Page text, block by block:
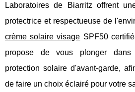
Laboratoires de Biarritz offrent
protectrice et respectueuse de
crème solaire visage SPF50
propose de vous plonger
protection solaire d'avant-garde,
de faire un choix éclairé pour votre